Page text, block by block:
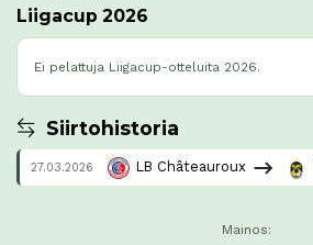
Liigacup 2026
Ei pelattuja Liigacup-otteluita 2026.
Siirtohistoria
27.03.2026 LB Châteauroux
Mainos: